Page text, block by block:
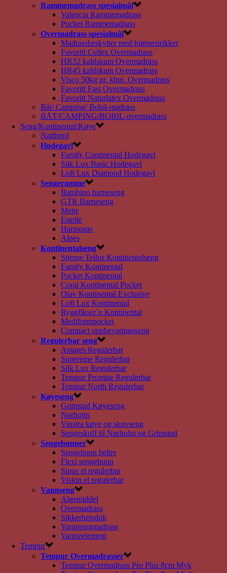
Rammemadrass spesialmål
Valencia Rammemadrass
Pocket Rammemadrass
Overmadrass spesialmål
Madrassbeskytter med hjørnestrikker
Favoritt Cellex Overmadrass
HR32 kaldskum Overmadrass
HR45 kaldskum Overmadrass
Visco 50kg pr. kbm. Overmadrass
Favoritt Fast Overmadrass
Favoritt Naturlatex Overmadrass
Båt/ Camping/ Bobil-madrass
BÅT/CAMPING/BOBIL-overmadrass
Seng/Kontinental/Køye
Nattbord
Hodegavl
Family Continental Hodegavl
Silk Lux Basic Hodegavl
Loft Lux Diamond Hodegavl
Sengeramme
Bambino barneseng
GTR Barneseng
Mette
Estelle
Harmonie
Alnes
Kontinentalseng
Stjerne Tellus Kontinentalseng
Family Kontinental
Pocket Kontinental
Coral Kontinental Pocket
Olav Kontinental Exclusive
Loft Lux Kontinental
Ryggfikser`n Kontinental
Mediformpocket
Compact oppbevaringsseng
Regulerbar seng
Antares Regulerbar
Supreeme Regulerbar
Silk Lux Regulerbar
Tempur Promise Regulerbar
Tempur North Regulerbar
Køyeseng
Grimstad Køyeseng
Nørholm
Vinstra køye og skuvseng
Sengeskuff til Nørholm og Grimstad
Sengebunner
Sengebunn heltre
Flexi sengebunn
Sinus el regulerbar
Vision el regulerbar
Vannseng
Algemiddel
Overmadrass
Sikkerhetsduk
Vannsengmadrass
Varmeelement
Tempur
Tempur Overmadrasser
Tempur Overmadrass Pro Plus 8cm Myk